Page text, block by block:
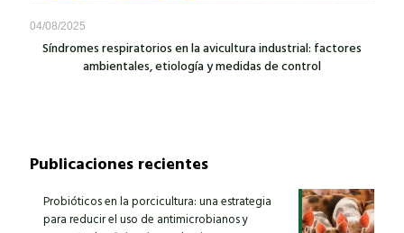
04/08/2025
Síndromes respiratorios en la avicultura industrial: factores
ambientales, etiología y medidas de control
Publicaciones recientes
Probióticos en la porcicultura: una estrategia
para reducir el uso de antimicrobianos y